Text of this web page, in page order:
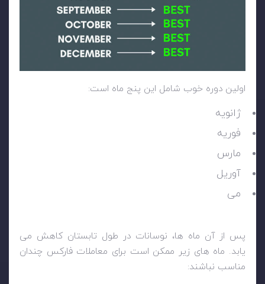
اولین دوره خوب شامل این پنج ماه است:
ژانویه
فوریه
مارس
آوریل
می
پس از آن ماه ها، نوسانات در طول تابستان کاهش می
یابد. ماه های زیر ممکن است برای معاملات فارکس چندان
مناسب نباشند: